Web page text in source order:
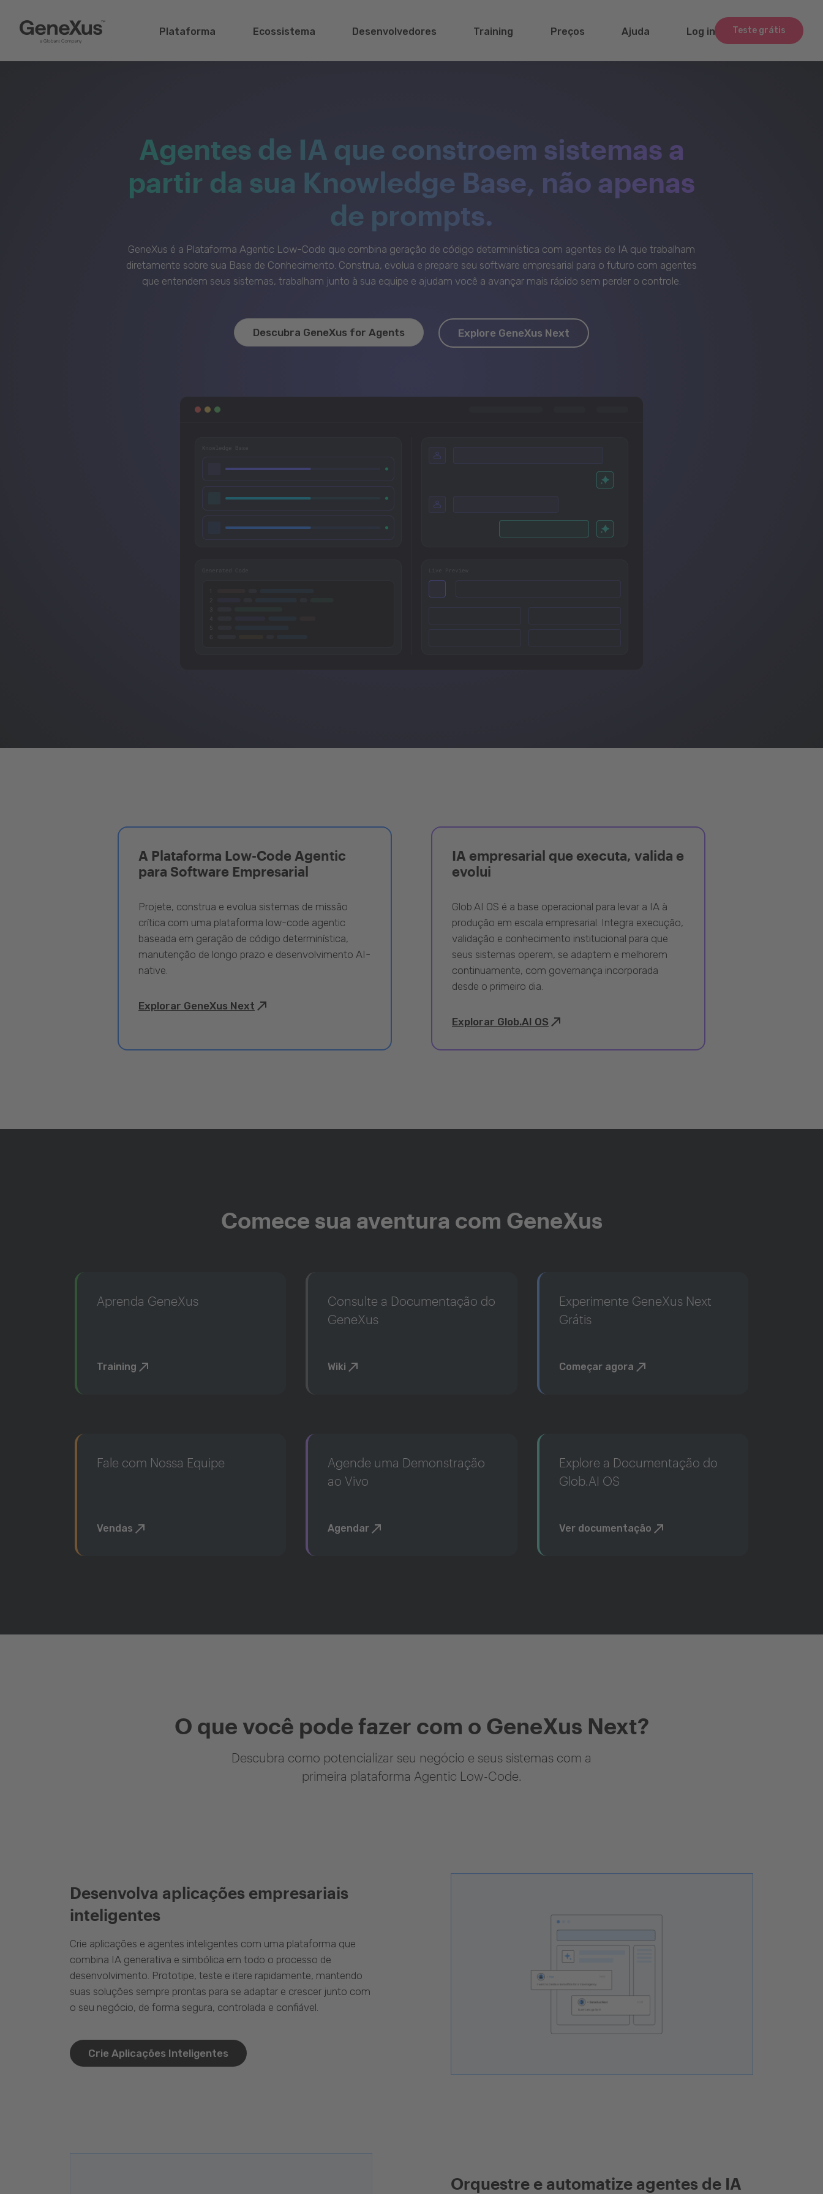
Teste grátis
Plataforma Ecossistema Desenvolvedores Training Preços Ajuda Log in
Agentes de IA que constroem sistemas a
partir da sua Knowledge Base, não apenas
de prompts.
GeneXus é a Plataforma Agentic Low-Code que combina geração de código determinística com agentes de IA que trabalham
diretamente sobre sua Base de Conhecimento. Construa, evolua e prepare seu software empresarial para o futuro com agentes
que entendem seus sistemas, trabalham junto à sua equipe e ajudam você a avançar mais rápido sem perder o controle.
Descubra GeneXus for Agents Explore GeneXus Next
A Plataforma Low-Code Agentic
para Software Empresarial
Projete, construa e evolua sistemas de missão
crítica com uma plataforma low-code agentic
baseada em geração de código determinística,
manutenção de longo prazo e desenvolvimento AI-
native.
Explorar GeneXus Next
IA empresarial que executa, valida e
evolui
Glob.AI OS é a base operacional para levar a IA à
produção em escala empresarial. Integra execução,
validação e conhecimento institucional para que
seus sistemas operem, se adaptem e melhorem
continuamente, com governança incorporada
desde o primeiro dia.
Explorar Glob.AI OS
Comece sua aventura com GeneXus
Aprenda GeneXus
Training
Consulte a Documentação do
GeneXus
Wiki
Experimente GeneXus Next
Grátis
Começar agora
Fale com Nossa Equipe
Vendas
Agende uma Demonstração
ao Vivo
Agendar
Explore a Documentação do
Glob.AI OS
Ver documentação
O que você pode fazer com o GeneXus Next?
Descubra como potencializar seu negócio e seus sistemas com a
primeira plataforma Agentic Low-Code.
Desenvolva aplicações empresariais
inteligentes
Crie aplicações e agentes inteligentes com uma plataforma que
combina IA generativa e simbólica em todo o processo de
desenvolvimento. Prototipe, teste e itere rapidamente, mantendo
suas soluções sempre prontas para se adaptar e crescer junto com
o seu negócio, de forma segura, controlada e confiável.
Crie Aplicações Inteligentes
Orquestre e automatize agentes de IA